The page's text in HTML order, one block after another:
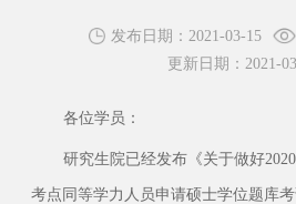
发布日期：2021-03-15
更新日期：2021-
各位学员：
研究生院已经发布《关于做好
考点同等学力人员申请硕士学位题库